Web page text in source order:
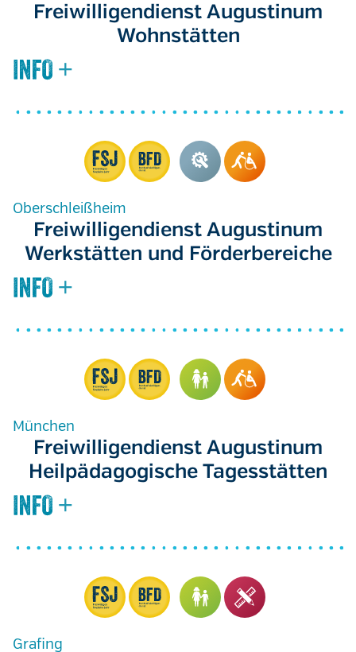
Freiwilligendienst Augustinum
Wohnstätten
Oberschleißheim
Freiwilligendienst Augustinum
Werkstätten und Förderbereiche
München
Freiwilligendienst Augustinum
Heilpädagogische Tagesstätten
Grafing